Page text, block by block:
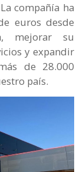
compañía ha
euros desde
mejorar su
y expandir
de 28.000
país.